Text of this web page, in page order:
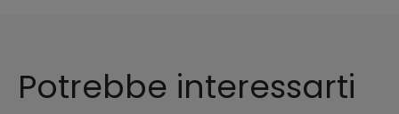
Potrebbe interessarti